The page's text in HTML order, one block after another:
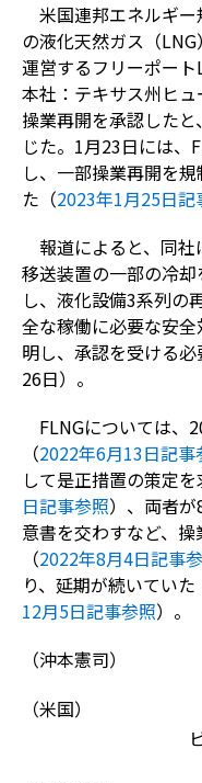
米国連邦エネルギー
の液化天然ガス（
運営するフリーポート
本社：テキサス州ヒュ
操業再開を承認した
じた。1月23日には、
し、一部操業再開を
た（2023年1月25日記
報道によると、同社
移送装置の一部の冷
し、液化設備3系列の
全な稼働に必要な安
明し、承認を受ける
26日）。
FLNGについては、
（2022年6月13日記事
して是正措置の策定
日記事参照）、両者
意書を交わすなど、
（2022年8月4日記事
り、延期が続いていた
12月5日記事参照）。
（沖本憲司）
（米国）